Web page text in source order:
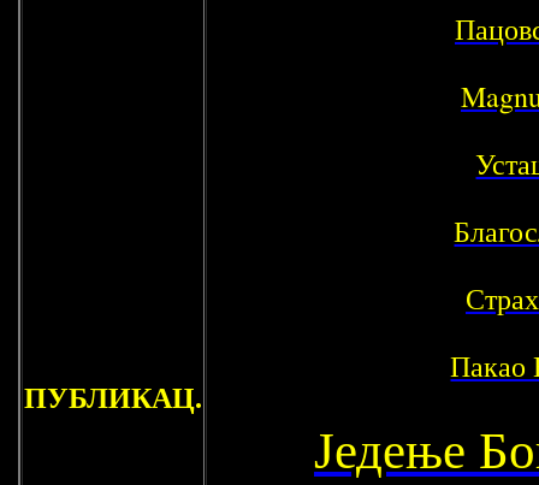
ПУБЛИКАЦ.
Страх
Једење